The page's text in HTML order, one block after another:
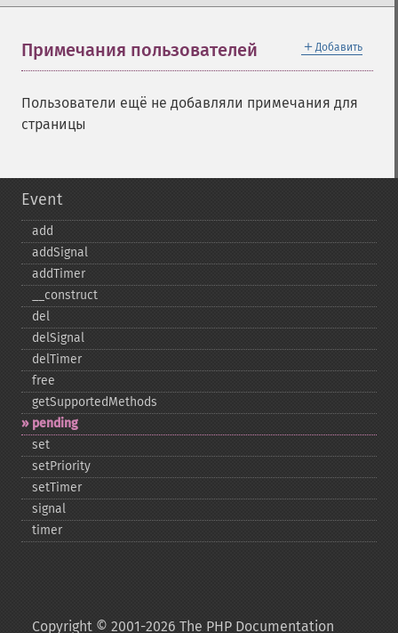
＋ Добавить
Примечания пользователей
Пользователи ещё не добавляли примечания для
страницы
Event
add
addSignal
addTimer
_​_​construct
del
delSignal
delTimer
free
getSupportedMethods
pending
set
setPriority
setTimer
signal
timer
Copyright © 2001-2026 The PHP Documentation